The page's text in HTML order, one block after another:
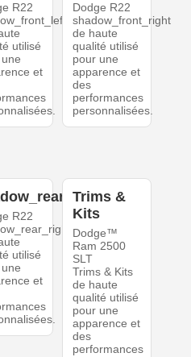
R22
utilisé
et
Dodge R22
shadow_front_right
de haute
qualité utilisé
pour une
apparence et
des
performances
personnalisées.
R22
utilisé
et
Trims &
Kits
Dodge™
Ram 2500
SLT
Trims & Kits
de haute
qualité utilisé
pour une
apparence et
des
performances